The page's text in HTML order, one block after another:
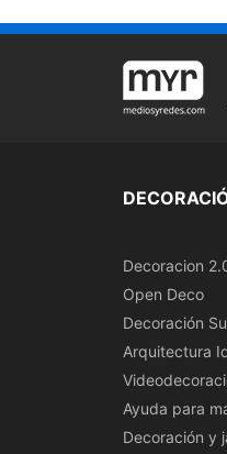
Decoracion
Open Deco
Decoración
Arquitectura
Ayuda para
Decoración y